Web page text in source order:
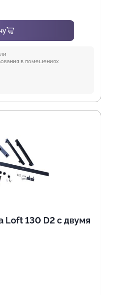
в помещениях
Loft 130 D2 с двумя